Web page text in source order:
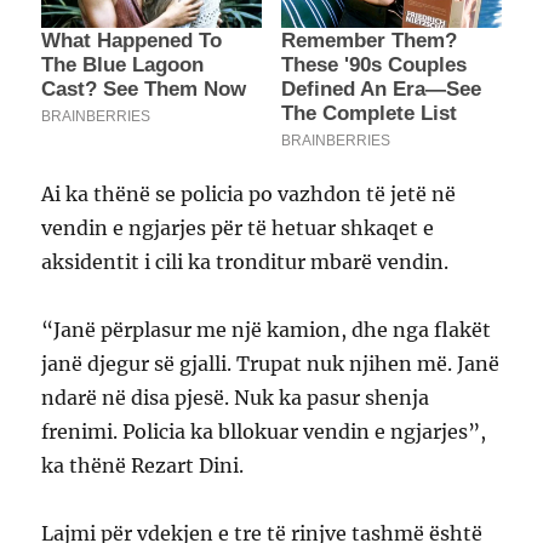
Ai ka thënë se policia po vazhdon të jetë në
vendin e ngjarjes për të hetuar shkaqet e
aksidentit i cili ka tronditur mbarë vendin.
“Janë përplasur me një kamion, dhe nga flakët
janë djegur së gjalli. Trupat nuk njihen më. Janë
ndarë në disa pjesë. Nuk ka pasur shenja
frenimi. Policia ka bllokuar vendin e ngjarjes”,
ka thënë Rezart Dini.
Lajmi për vdekjen e tre të rinjve tashmë është